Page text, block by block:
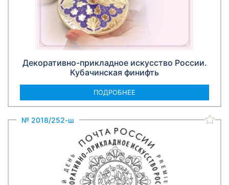
Декоративно-прикладное искусство России.
Кубачинская финифть
ПОДРОБНЕЕ
№ 2018/252-ш